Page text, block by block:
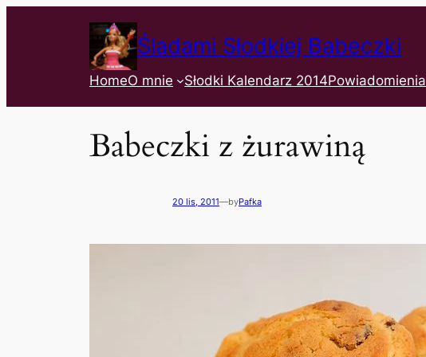
Śladami Słodkiej Babeczki
HomeO mnie Słodki Kalendarz 2014Powiadomienia
Babeczki z żurawiną
20 lis, 2011—byPafka